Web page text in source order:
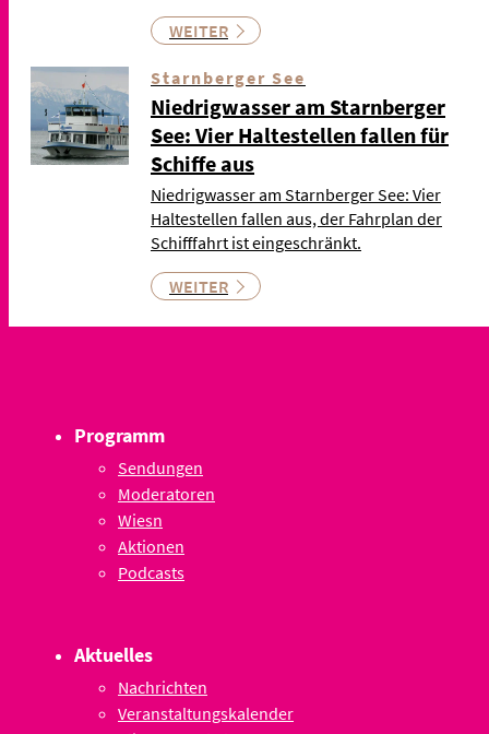
WEITER
Starnberger See
Niedrigwasser am Starnberger
See: Vier Haltestellen fallen für
Schiffe aus
Niedrigwasser am Starnberger See: Vier
Haltestellen fallen aus, der Fahrplan der
Schifffahrt ist eingeschränkt.
WEITER
Programm
Sendungen
Moderatoren
Wiesn
Aktionen
Podcasts
Aktuelles
Nachrichten
Veranstaltungskalender